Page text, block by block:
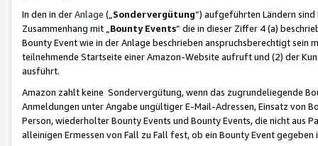
In den in derAnlage („ Sondervergütung“) aufgeführten Ländern
Zusammenhang mit „ Bounty Events“ die in dieser Ziffer 4 (a)
Bounty Event wie in der Anlage beschrieben anspruchsberechtigt sein
teilnehmende Startseite einer Amazon-Website aufruft und (2) der
ausführt.
Amazon zahlt keine Sondervergütung, wenn das zugrundeliegende
Anmeldungen unter Angabe ungültiger E-Mail-Adressen, Einsatz von
Person, wiederholter Bounty Events und Bounty Events, die nicht
alleinigen Ermessen von Fall zu Fall fest, ob ein Bounty Event